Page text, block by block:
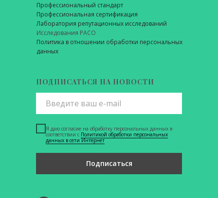
Профессиональный стандарт
Профессиональная сертификация
Лаборатория репутационных исследований
Исследования РАСО
Политика в отношении обработки персональных
данных
Я даю согласие на обработку персональных данных в
соответствии с Политикой обработки персональных
данных в сети Интернет
Подписаться
ПОДПИСАТЬСЯ НА НОВОСТИ